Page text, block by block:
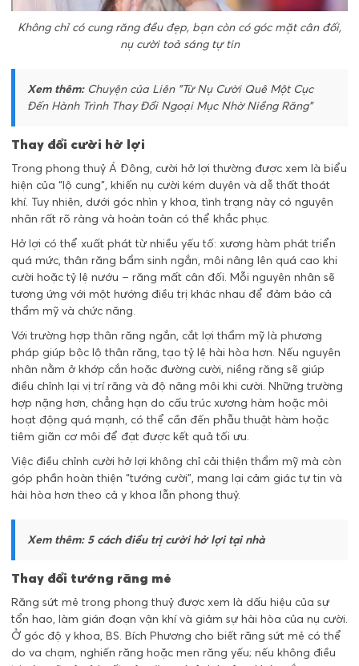
Không chỉ có cung răng đều đẹp, bạn còn có góc mặt cân đối,
nụ cười toả sáng tự tin
Xem thêm: Chuyện của Liên "Từ Nụ Cười Quê Một Cục
Đến Hành Trình Thay Đổi Ngoại Mục Nhờ Niềng Răng"
Thay đổi cười hở lợi
Trong phong thuỷ Á Đông, cười hở lợi thường được xem là biểu
hiện của “lộ cung”, khiến nụ cười kém duyên và dễ thất thoát
khí. Tuy nhiên, dưới góc nhìn y khoa, tình trạng này có nguyên
nhân rất rõ ràng và hoàn toàn có thể khắc phục.
Hở lợi có thể xuất phát từ nhiều yếu tố: xương hàm phát triển
quá mức, thân răng bẩm sinh ngắn, môi nâng lên quá cao khi
cười hoặc tỷ lệ nướu – răng mất cân đối. Mỗi nguyên nhân sẽ
tương ứng với một hướng điều trị khác nhau để đảm bảo cả
thẩm mỹ và chức năng.
Với trường hợp thân răng ngắn, cắt lợi thẩm mỹ là phương
pháp giúp bộc lộ thân răng, tạo tỷ lệ hài hòa hơn. Nếu nguyên
nhân nằm ở khớp cắn hoặc đường cười, niềng răng sẽ giúp
điều chỉnh lại vị trí răng và độ nâng môi khi cười. Những trường
hợp nặng hơn, chẳng hạn do cấu trúc xương hàm hoặc môi
hoạt động quá mạnh, có thể cần đến phẫu thuật hàm hoặc
tiêm giãn cơ môi để đạt được kết quả tối ưu.
Việc điều chỉnh cười hở lợi không chỉ cải thiện thẩm mỹ mà còn
góp phần hoàn thiện “tướng cười”, mang lại cảm giác tự tin và
hài hòa hơn theo cả y khoa lẫn phong thuỷ.
Xem thêm: 5 cách điều trị cười hở lợi tại nhà
Thay đổi tướng răng mẻ
Răng sứt mẻ trong phong thuỷ được xem là dấu hiệu của sự
tổn hao, làm gián đoạn vận khí và giảm sự hài hòa của nụ cười.
Ở góc độ y khoa, BS. Bích Phương cho biết răng sứt mẻ có thể
do va chạm, nghiến răng hoặc men răng yếu; nếu không điều